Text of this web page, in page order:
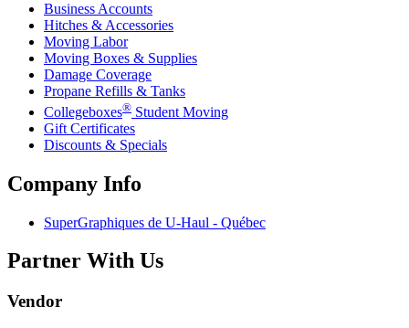
Business Accounts
Hitches & Accessories
Moving Labor
Moving Boxes & Supplies
Damage Coverage
Propane Refills & Tanks
Collegeboxes® Student Moving
Gift Certificates
Discounts & Specials
Company Info
SuperGraphiques de U-Haul - Québec
Partner With Us
Vendor